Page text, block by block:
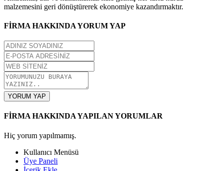
malzemesini geri dönüştürerek ekonomiye kazandırmaktır.
FİRMA HAKKINDA YORUM YAP
YORUM YAP
FİRMA HAKKINDA YAPILAN YORUMLAR
Hiç yorum yapılmamış.
Kullanıcı Menüsü
Üye Paneli